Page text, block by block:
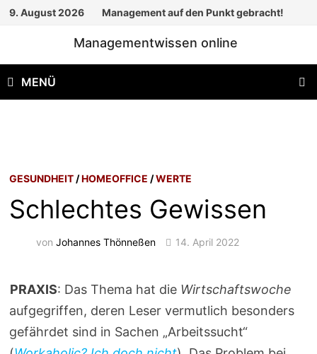
Zum
9. August 2026 Management auf den Punkt gebracht!
Managementwissen online
MENÜ
GESUNDHEIT /HOMEOFFICE /WERTE
Schlechtes Gewissen
vonJohannes Thönneßen 14. April 2022
PRAXIS: Das Thema hat die Wirtschaftswoche
aufgegriffen, deren Leser vermutlich besonders
gefährdet sind in Sachen „Arbeitssucht“